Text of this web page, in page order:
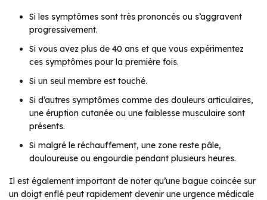
Si les symptômes sont très prononcés ou s’aggravent
progressivement.
Si vous avez plus de 40 ans et que vous expérimentez
ces symptômes pour la première fois.
Si un seul membre est touché.
Si d’autres symptômes comme des douleurs articulaires,
une éruption cutanée ou une faiblesse musculaire sont
présents.
Si malgré le réchauffement, une zone reste pâle,
douloureuse ou engourdie pendant plusieurs heures.
Il est également important de noter qu’une bague coincée sur
un doigt enflé peut rapidement devenir une urgence médicale